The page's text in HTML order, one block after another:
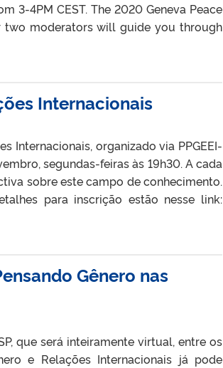
3-4PM CEST. The 2020 Geneva Peace
two moderators will guide you through
Internacionais
Internacionais, organizado via PPGEEI-
segundas-feiras às 19h30. A cada
sobre este campo de conhecimento.
para inscrição estão nesse link:
Gênero nas
que será inteiramente virtual, entre os
e Relações Internacionais já pode